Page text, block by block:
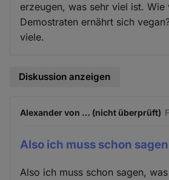
erzeugen, was sehr viel ist. Wie
Demostraten ernährt sich
viele.
Diskussion anzeigen
Alexander von … (nicht überprüft)
Also ich muss schon
Also ich muss schon sagen,